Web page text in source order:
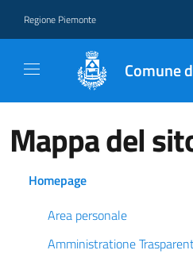
Regione Piemonte
Comune
Mappa del
Homepage
Area personale
Amministratione